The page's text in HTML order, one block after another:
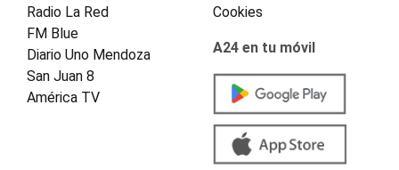
Radio La Red
FM Blue
Diario Uno Mendoza
San Juan 8
América TV
Cookies
A24 en tu móvil